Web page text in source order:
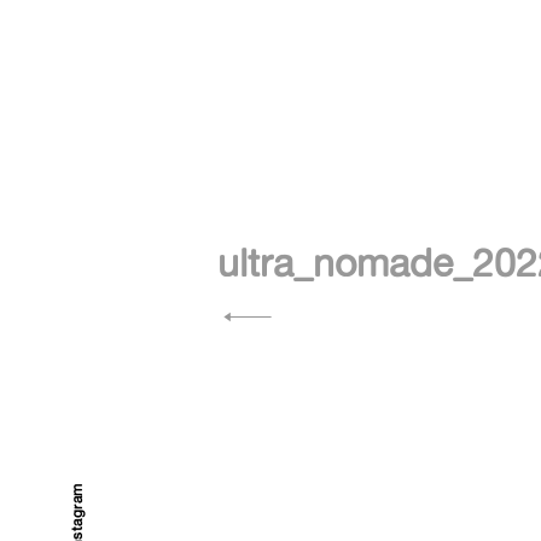
instagram
de
l’article